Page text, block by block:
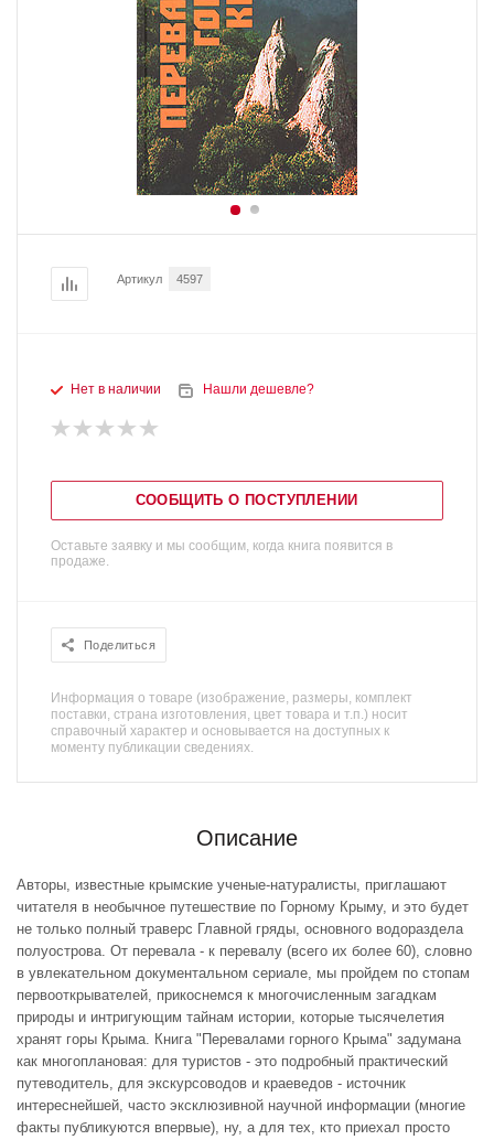
Артикул 4597
Нет в наличии Нашли дешевле?
СООБЩИТЬ О ПОСТУПЛЕНИИ
Оставьте заявку и мы сообщим, когда книга появится в
продаже.
Поделиться
Информация о товаре (изображение, размеры, комплект
поставки, страна изготовления, цвет товара и т.п.) носит
справочный характер и основывается на доступных к
моменту публикации сведениях.
Описание
Авторы, известные крымские ученые-натуралисты, приглашают
читателя в необычное путешествие по Горному Крыму, и это будет
не только полный траверс Главной гряды, основного водораздела
полуострова. От перевала - к перевалу (всего их более 60), словно
в увлекательном документальном сериале, мы пройдем по стопам
первооткрывателей, прикоснемся к многочисленным загадкам
природы и интригующим тайнам истории, которые тысячелетия
хранят горы Крыма. Книга "Перевалами горного Крыма" задумана
как многоплановая: для туристов - это подробный практический
путеводитель, для экскурсоводов и краеведов - источник
интереснейшей, часто эксклюзивной научной информации (многие
факты публикуются впервые), ну, а для тех, кто приехал просто